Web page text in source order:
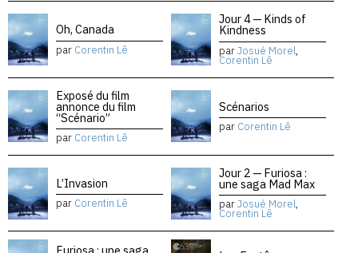
Oh, Canada
par Corentin Lê
Jour 4 — Kinds of
Kindness
parJosué Morel,
Corentin Lê
Exposé du film
annonce du film
“Scénario”
par Corentin Lê
Scénarios
par Corentin Lê
L’Invasion
par Corentin Lê
Jour 2 — Furiosa :
une saga Mad Max
parJosué Morel,
Corentin Lê